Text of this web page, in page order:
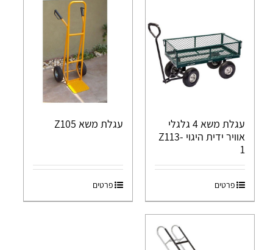
עגלת משא 4 גלגלי
אוויר ידית היגוי Z113-
1
פרטים
עגלת משא Z105
פרטים